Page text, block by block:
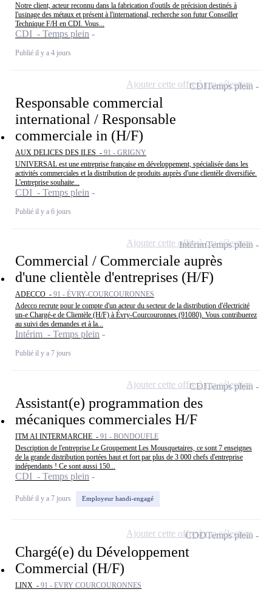
Notre client, acteur reconnu dans la fabrication d'outils de précision destinés à
l'usinage des métaux et présent à l'international, recherche son futur Conseiller
Technique F/H en CDI. Vous...
CDI - Temps plein
Publié il y a 4 jours
Responsable commercial
international / Responsable
commerciale in (H/F)
AUX DELICES DES ILES - 91 - GRIGNY
UNIVERSAL est une entreprise française en développement, spécialisée dans les
activités commerciales et la distribution de produits auprès d'une clientèle diversifiée.
L'entreprise souhaite...
CDI - Temps plein
Publié il y a 6 jours
CDITemps plein
Ajouter cette offre à ma sélection
Commercial / Commerciale auprès
d'une clientèle d'entreprises (H/F)
ADECCO - 91 - ÉVRY-COURCOURONNES
Adecco recrute pour le compte d'un acteur du secteur de la distribution d'électricité
un-e Chargé-e de Clientèle (H/F) à Évry-Courcouronnes (91080). Vous contribuerez
au suivi des demandes et à la...
Intérim - Temps plein
Publié il y a 7 jours
IntérimTemps plein
Ajouter cette offre à ma sélection
Assistant(e) programmation des
mécaniques commerciales H/F
ITM AI INTERMARCHE - 91 - BONDOUFLE
Description de l'entreprise Le Groupement Les Mousquetaires, ce sont 7 enseignes
de la grande distribution portées haut et fort par plus de 3 000 chefs d'entreprise
indépendants ! Ce sont aussi 150...
CDI - Temps plein
Publié il y a 7 jours Employeur handi-engagé
CDITemps plein
Ajouter cette offre à ma sélection
Chargé(e) du Développement
Commercial (H/F)
LINX - 91 - EVRY COURCOURONNES
CDDTemps plein
Ajouter cette offre à ma sélection